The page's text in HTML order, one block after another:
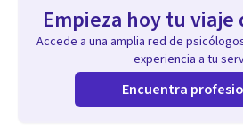
Empieza hoy tu
Accede a una amplia red de
experiencia a tu
Encuentra